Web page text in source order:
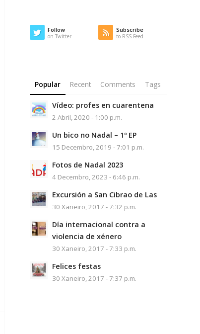
Follow
on Twitter
Subscribe
to RSS Feed
Popular Recent Comments Tags
Vídeo: profes en cuarentena
2 Abril, 2020 - 1:00 p.m.
Un bico no Nadal – 1º EP
15 Decembro, 2019 - 7:01 p.m.
Fotos de Nadal 2023
4 Decembro, 2023 - 6:46 p.m.
Excursión a San Cibrao de Las
30 Xaneiro, 2017 - 7:32 p.m.
Día internacional contra a
violencia de xénero
30 Xaneiro, 2017 - 7:33 p.m.
Felices festas
30 Xaneiro, 2017 - 7:37 p.m.